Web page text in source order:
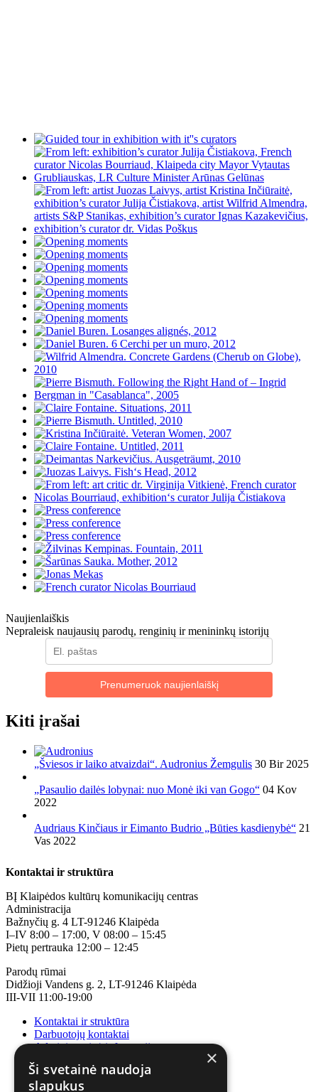
Naujienlaiškis
Nepraleisk naujausių parodų, renginių ir menininkų istorijų
Prenumeruok naujienlaiškį
Kiti įrašai
„Šviesos ir laiko atvaizdai“. Audronius Žemgulis 30 Bir 2025
„Pasaulio dailės lobynai: nuo Monė iki van Gogo“ 04 Kov
2022
Audriaus Kinčiaus ir Eimanto Budrio „Būties kasdienybė“ 21
Vas 2022
Kontaktai ir struktūra
BĮ Klaipėdos kultūrų komunikacijų centras
Administracija
Bažnyčių g. 4 LT-91246 Klaipėda
I–IV 8:00 – 17:00, V 08:00 – 15:45
Pietų pertrauka 12:00 – 12:45
Parodų rūmai
Didžioji Vandens g. 2, LT-91246 Klaipėda
III-VII 11:00-19:00
Kontaktai ir struktūra
Darbuotojų kontaktai
Administracinė informacija
Korupcijos prevencija
×
Ši svetainė naudoja
slapukus